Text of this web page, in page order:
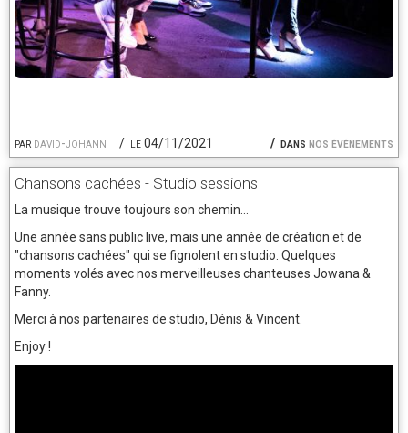
par david-johann le 04/11/2021 dans nos événements
Chansons cachées - Studio sessions
La musique trouve toujours son chemin...
Une année sans public live, mais une année de création et de
"chansons cachées" qui se fignolent en studio. Quelques
moments volés avec nos merveilleuses chanteuses Jowana &
Fanny.
Merci à nos partenaires de studio, Dénis & Vincent.
Enjoy !